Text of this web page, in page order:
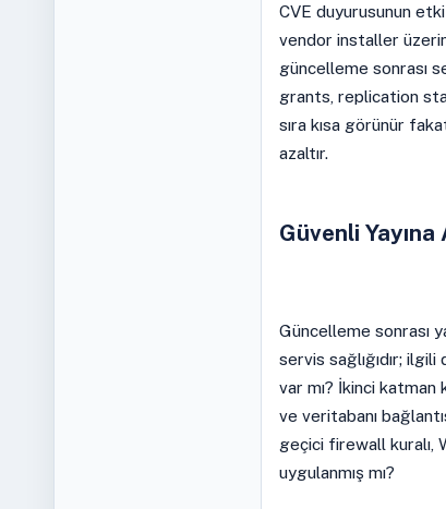
CVE duyurusunun
vendor installer
güncelleme sonrası
grants, replication
sıra kısa görünür
azaltır.
Güvenli Yayına
Güncelleme sonrası
servis sağlığıdır;
var mı? İkinci katman
ve veritabanı
geçici firewall kuralı,
uygulanmış mı?